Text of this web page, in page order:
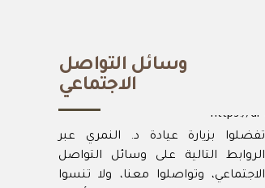
وسائل التواصل
الاجتماعي
تفضلوا بزيارة عيادة د. النمري عبر
الروابط التالية على وسائل التواصل
الاجتماعي، وتواصلوا معنا، ولا تنسوا